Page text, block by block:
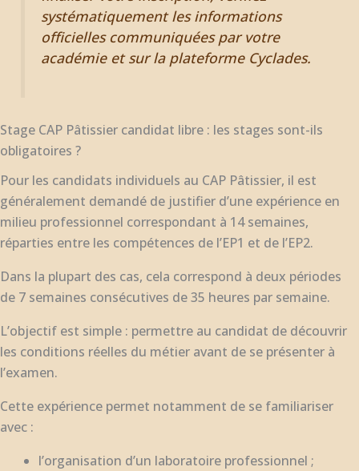
systématiquement les informations
officielles communiquées par votre
académie et sur la plateforme Cyclades.
Stage CAP Pâtissier candidat libre : les stages sont-ils
obligatoires ?
Pour les candidats individuels au CAP Pâtissier, il est
généralement demandé de justifier d’une expérience en
milieu professionnel correspondant à 14 semaines,
réparties entre les compétences de l’EP1 et de l’EP2.
Dans la plupart des cas, cela correspond à deux périodes
de 7 semaines consécutives de 35 heures par semaine.
L’objectif est simple : permettre au candidat de découvrir
les conditions réelles du métier avant de se présenter à
l’examen.
Cette expérience permet notamment de se familiariser
avec :
l’organisation d’un laboratoire professionnel ;